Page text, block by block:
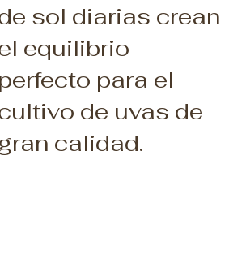
sol diarias crean
equilibrio
perfecto para el
de uvas de
calidad.